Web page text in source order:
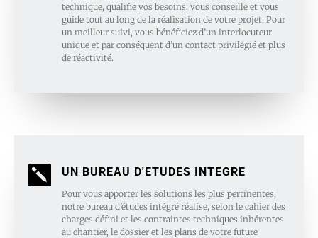
technique, qualifie vos besoins, vous conseille et vous
guide tout au long de la réalisation de votre projet. Pour
un meilleur suivi, vous bénéficiez d’un interlocuteur
unique et par conséquent d’un contact privilégié et plus
de réactivité.
 UN BUREAU D'ETUDES INTEGRE
Pour vous apporter les solutions les plus pertinentes,
notre bureau d’études intégré réalise, selon le cahier des
charges défini et les contraintes techniques inhérentes
au chantier, le dossier et les plans de votre future